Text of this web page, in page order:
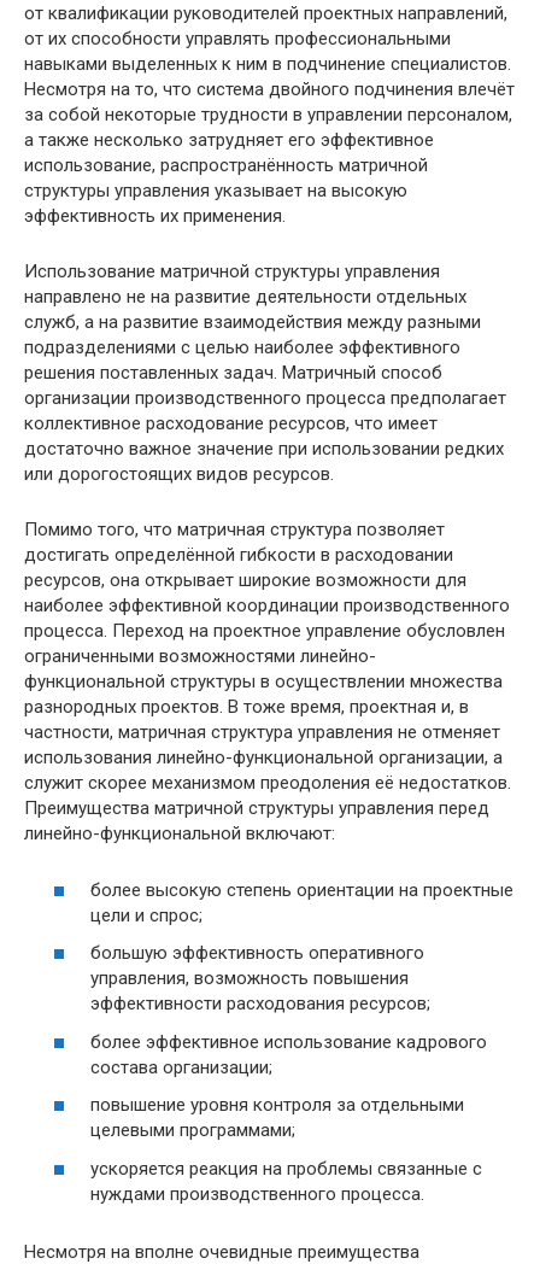
от квалификации руководителей проектных направлений,
от их способности управлять профессиональными
навыками выделенных к ним в подчинение специалистов.
Несмотря на то, что система двойного подчинения влечёт
за собой некоторые трудности в управлении персоналом,
а также несколько затрудняет его эффективное
использование, распространённость матричной
структуры управления указывает на высокую
эффективность их применения.
Использование матричной структуры управления
направлено не на развитие деятельности отдельных
служб, а на развитие взаимодействия между разными
подразделениями с целью наиболее эффективного
решения поставленных задач. Матричный способ
организации производственного процесса предполагает
коллективное расходование ресурсов, что имеет
достаточно важное значение при использовании редких
или дорогостоящих видов ресурсов.
Помимо того, что матричная структура позволяет
достигать определённой гибкости в расходовании
ресурсов, она открывает широкие возможности для
наиболее эффективной координации производственного
процесса. Переход на проектное управление обусловлен
ограниченными возможностями линейно-
функциональной структуры в осуществлении множества
разнородных проектов. В тоже время, проектная и, в
частности, матричная структура управления не отменяет
использования линейно-функциональной организации, а
служит скорее механизмом преодоления её недостатков.
Преимущества матричной структуры управления перед
линейно-функциональной включают:
более высокую степень ориентации на проектные
цели и спрос;
большую эффективность оперативного
управления, возможность повышения
эффективности расходования ресурсов;
более эффективное использование кадрового
состава организации;
повышение уровня контроля за отдельными
целевыми программами;
ускоряется реакция на проблемы связанные с
нуждами производственного процесса.
Несмотря на вполне очевидные преимущества